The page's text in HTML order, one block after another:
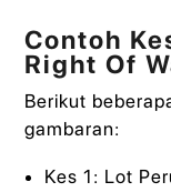
Contoh
Right Of
Berikut
gambaran:
Kes 1: Lot